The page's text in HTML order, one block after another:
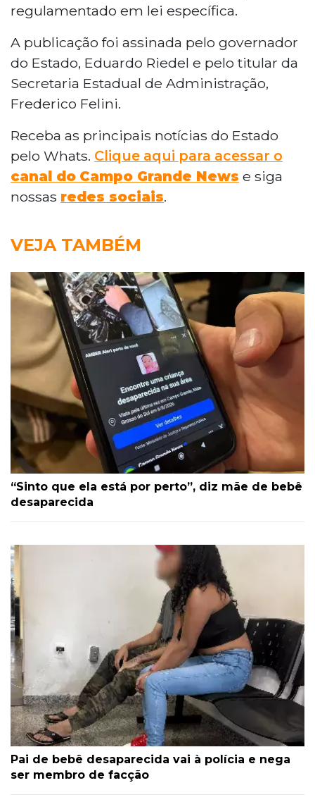
regulamentado em lei específica.
A publicação foi assinada pelo governador
do Estado, Eduardo Riedel e pelo titular da
Secretaria Estadual de Administração,
Frederico Felini.
Receba as principais notícias do Estado
pelo Whats. Clique aqui para acessar o
canal do Campo Grande News e siga
nossas redes sociais.
VEJA TAMBÉM
“Sinto que ela está por perto”, diz mãe de bebê
desaparecida
Pai de bebê desaparecida vai à polícia e nega
ser membro de facção